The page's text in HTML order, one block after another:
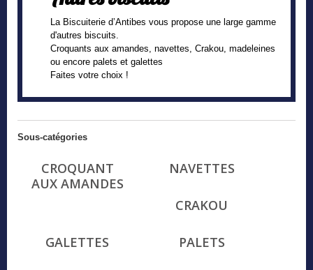
La Biscuiterie d’Antibes vous propose une large gamme
d'autres biscuits.
Croquants aux amandes, navettes, Crakou, madeleines
ou encore palets et galettes
Faites votre choix !
Sous-catégories
CROQUANT
AUX AMANDES
NAVETTES
CRAKOU
GALETTES PALETS